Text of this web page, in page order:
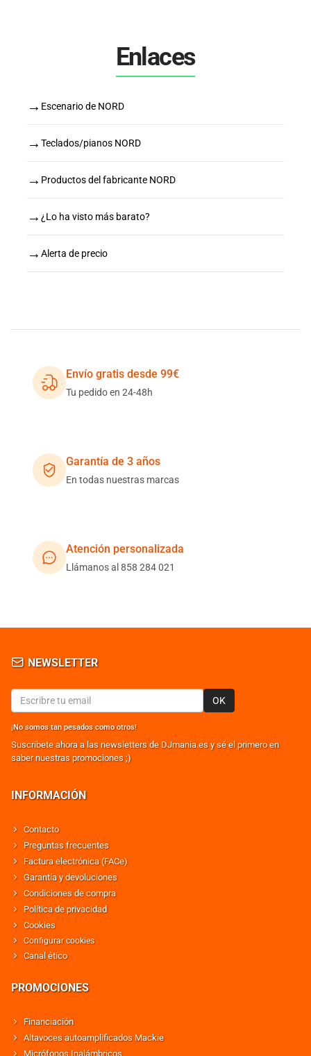
Enlaces
→ Escenario de NORD
→ Teclados/pianos NORD
→ Productos del fabricante NORD
→ ¿Lo ha visto más barato?
→ Alerta de precio
Envío gratis desde 99€
Tu pedido en 24-48h
Garantía de 3 años
En todas nuestras marcas
Atención personalizada
Llámanos al 858 284 021
NEWSLETTER
OK
¡No somos tan pesados como otros!
Suscribete ahora a las newsletters de DJmania.es y sé el primero en
saber nuestras promociones ;)
INFORMACIÓN
Contacto
Preguntas frecuentes
Factura electrónica (FACe)
Garantía y devoluciones
Condiciones de compra
Política de privacidad
Cookies
Configurar cookies
Canal ético
PROMOCIONES
Financiación
Altavoces autoamplificados Mackie
Micrófonos Inalámbricos